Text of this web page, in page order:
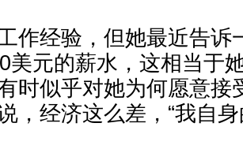
作经验，但她最近告诉
美元的薪水，这相当于
时似乎对她为何愿意接
，经济这么差，“我自